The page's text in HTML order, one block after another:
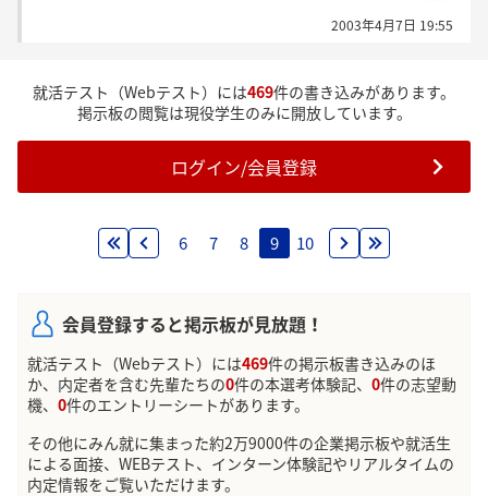
前提にしているわけで、意外と奥が深いモノなのかも
2003年4月7日 19:55
就活テスト（Webテスト）には469件の書き込みがあります。
掲示板の閲覧は現役学生のみに開放しています。
ログイン/会員登録
6 7 8 9 10
会員登録すると掲示板が見放題！
就活テスト（Webテスト）には469件の掲示板書き込みのほ
か、内定者を含む先輩たちの0件の本選考体験記、 0件の志望動
機、 0件のエントリーシートがあります。
その他にみん就に集まった約2万9000件の企業掲示板や就活生
による面接、WEBテスト、インターン体験記やリアルタイムの
内定情報をご覧いただけます。